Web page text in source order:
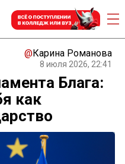
@Карина Романова
8 июля 2026, 22:41
Блага:
как